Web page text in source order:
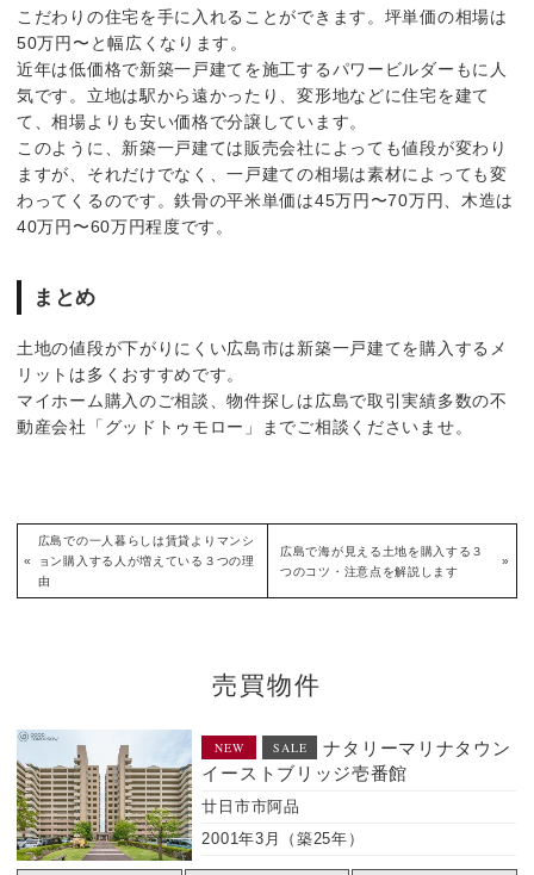
こだわりの住宅を手に入れることができます。坪単価の相場は
50万円〜と幅広くなります。
近年は低価格で新築一戸建てを施工するパワービルダーもに人
気です。立地は駅から遠かったり、変形地などに住宅を建て
て、相場よりも安い価格で分譲しています。
このように、新築一戸建ては販売会社によっても値段が変わり
ますが、それだけでなく、一戸建ての相場は素材によっても変
わってくるのです。鉄骨の平米単価は45万円〜70万円、木造は
40万円〜60万円程度です。
まとめ
土地の値段が下がりにくい広島市は新築一戸建てを購入するメ
リットは多くおすすめです。
マイホーム購入のご相談、物件探しは広島で取引実績多数の不
動産会社「グッドトゥモロー」までご相談くださいませ。
«
広島での一人暮らしは賃貸よりマンシ
ョン購入する人が増えている３つの理
由
広島で海が見える土地を購入する３
つのコツ・注意点を解説します
»
売買物件
ナタリーマリナタウン
ジ壱番館
年）
NEW SALE パ
広島市東区牛田中